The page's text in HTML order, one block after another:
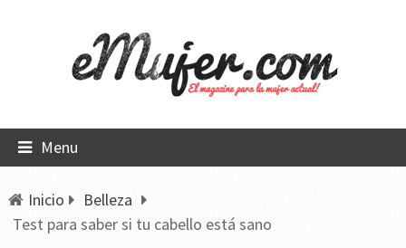
Menu
Inicio
Belleza
Test para saber si tu cabello está sano